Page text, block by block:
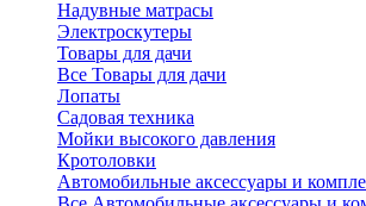
Надувные матрасы
Электроскутеры
Товары для дачи
Все Товары для дачи
Лопаты
Садовая техника
Мойки высокого давления
Кротоловки
Автомобильные аксессуары и